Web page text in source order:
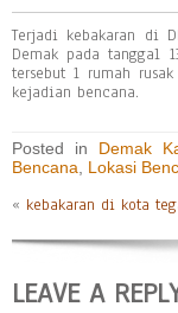
Terjadi kebakaran di
Demak pada tanggal
tersebut 1 rumah
kejadian bencana.
Posted in Demak
Bencana
Lokasi
« kebakaran di kota
LEAVE A